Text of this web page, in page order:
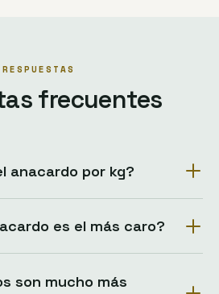
RESPUESTAS
frecuentes
anacardo por kg?
es el más caro?
son mucho más